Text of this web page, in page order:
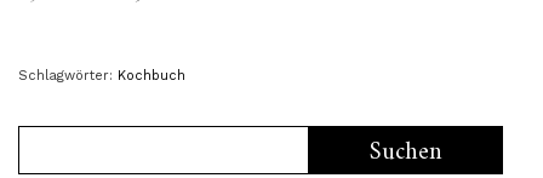
Schlagwörter: Kochbuch